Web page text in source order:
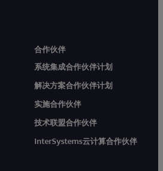
合作伙伴
系统集成合作伙伴计划
解决方案合作伙伴计划
实施合作伙伴
技术联盟合作伙伴
InterSystems云计算合作伙伴